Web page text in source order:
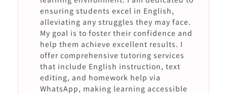
ensuring students excel in English,
alleviating any struggles they may face.
My goal is to foster their confidence and
help them achieve excellent results. I
offer comprehensive tutoring services
that include English instruction, text
editing, and homework help via
WhatsApp, making learning accessible